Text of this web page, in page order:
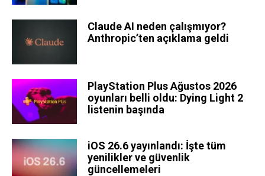
Claude AI neden çalışmıyor?
Anthropic’ten açıklama geldi
PlayStation Plus Ağustos 2026
oyunları belli oldu: Dying Light 2
listenin başında
iOS 26.6 yayınlandı: İşte tüm
yenilikler ve güvenlik
güncellemeleri